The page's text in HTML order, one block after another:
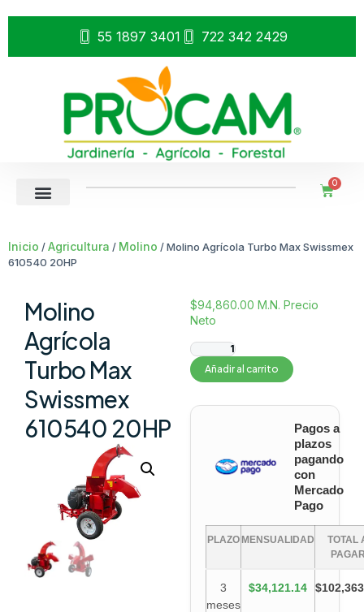
55 1897 3401 722 342 2429
0
Inicio /Agricultura / Molino / Molino Agrícola Turbo Max Swissmex
610540 20HP
Molino
Agrícola
Turbo Max
Swissmex
610540 20HP
$94,860.00 M.N. Precio
Neto
Añadir al carrito
Pagos a
plazos
pagando
con
Mercado
Pago
PLAZO MENSUALIDAD
TOTAL
3
meses
$34,121.14